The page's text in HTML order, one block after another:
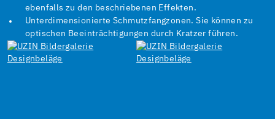
ebenfalls zu den beschriebenen Effekten.
Unterdimensionierte Schmutzfangzonen. Sie können zu
optischen Beeinträchtigungen durch Kratzer führen.